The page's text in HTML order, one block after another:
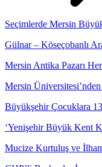
Seçimlerde Mersin
Gülnar – Köseçobanlı
Mersin Antika Pazarı
Mersin
Büyükşehir Çocuklara
‘Yenişehir Büyük Kent
Mucize Kurtuluş ve